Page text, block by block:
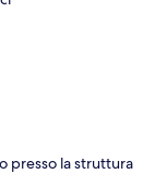
presso la struttura